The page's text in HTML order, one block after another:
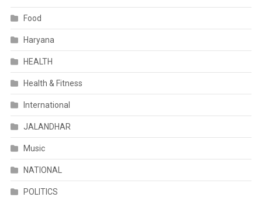
Food
Haryana
HEALTH
Health & Fitness
International
JALANDHAR
Music
NATIONAL
POLITICS